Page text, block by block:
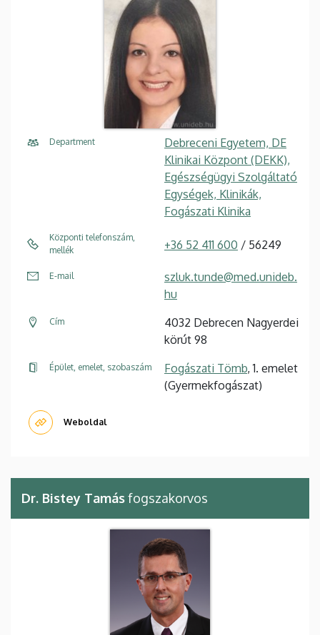
Department
Debreceni Egyetem, DE
Klinikai Központ (DEKK),
Egészségügyi Szolgáltató
Egységek, Klinikák,
Fogászati Klinika
Központi telefonszám,
mellék
+36 52 411 600 / 56249
E-mail
szluk.tunde@med.unideb.
hu
Cím
4032 Debrecen Nagyerdei
körút 98
Épület, emelet, szobaszám Fogászati Tömb, 1. emelet
(Gyermekfogászat)
Weboldal
Dr. Bistey Tamásfogszakorvos